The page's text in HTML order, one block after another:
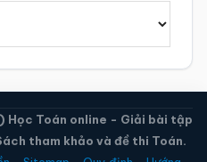
Toán online - Giải bài tập
tham khảo và đề thi Toán.